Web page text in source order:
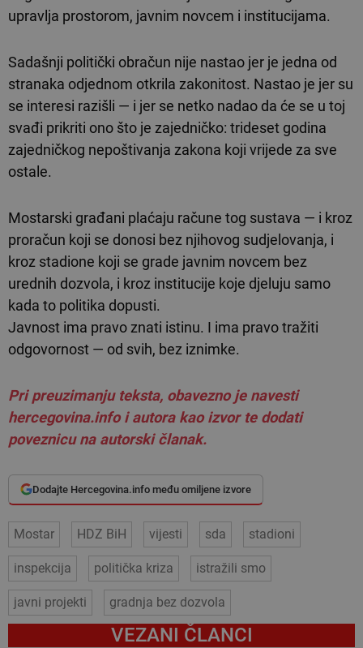
upravlja prostorom, javnim novcem i institucijama.
Sadašnji politički obračun nije nastao jer je jedna od
stranaka odjednom otkrila zakonitost. Nastao je jer su
se interesi razišli — i jer se netko nadao da će se u toj
svađi prikriti ono što je zajedničko: trideset godina
zajedničkog nepoštivanja zakona koji vrijede za sve
ostale.
Mostarski građani plaćaju račune tog sustava — i kroz
proračun koji se donosi bez njihovog sudjelovanja, i
kroz stadione koji se grade javnim novcem bez
urednih dozvola, i kroz institucije koje djeluju samo
kada to politika dopusti.
Javnost ima pravo znati istinu. I ima pravo tražiti
odgovornost — od svih, bez iznimke.
Pri preuzimanju teksta, obavezno je navesti
hercegovina.info i autora kao izvor te dodati
poveznicu na autorski članak.
Dodajte Hercegovina.info među omiljene izvore
Mostar HDZ BiH vijesti sda stadioni
inspekcija politička kriza istražili smo
javni projekti gradnja bez dozvola
VEZANI ČLANCI